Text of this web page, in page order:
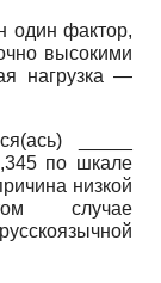
один фактор,
высокими
нагрузка —
_____
по шкале
низкой
случае